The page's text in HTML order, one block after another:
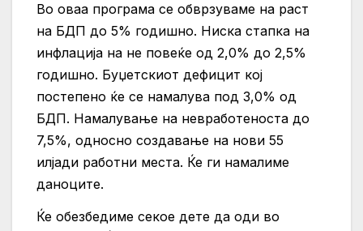
Во оваа програма се обврзуваме на раст
на БДП до 5% годишно. Ниска стапка на
инфлација на не повеќе од 2,0% до 2,5%
годишно. Буџетскиот дефицит кој
постепено ќе се намалува под 3,0% од
БДП. Намалување на невработеноста до
7,5%, односно создавање на нови 55
илјади работни места. Ќе ги намалиме
даноците.
Ќе обезбедиме секое дете да оди во